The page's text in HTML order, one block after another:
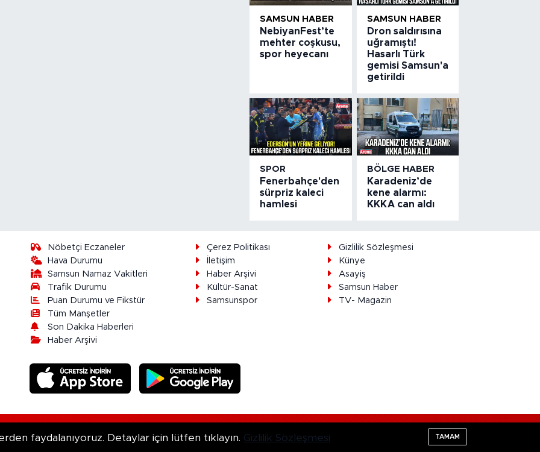
SAMSUN HABER
NebiyanFest’te
mehter coşkusu,
spor heyecanı
SAMSUN HABER
Dron saldırısına
uğramıştı!
Hasarlı Türk
gemisi Samsun'a
getirildi
SPOR
Fenerbahçe'den
sürpriz kaleci
hamlesi
BÖLGE HABER
Karadeniz’de
kene alarmı:
KKKA can aldı
Nöbetçi Eczaneler
Hava Durumu
Samsun Namaz Vakitleri
Trafik Durumu
Puan Durumu ve Fikstür
Tüm Manşetler
Son Dakika Haberleri
Haber Arşivi
Çerez Politikası
Gizlilik Sözleşmesi
İletişim
Künye
Haber Arşivi
Asayiş
Kültür-Sanat
Samsun Haber
Samsunspor
TV- Magazin
TE Bilişim
faydalanıyoruz. Detaylar için lütfen tıklayın. Gizlilik Sözleşmesi TAMAM